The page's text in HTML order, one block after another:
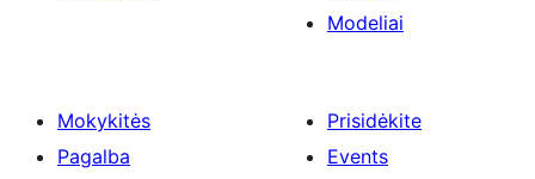
Modeliai
Mokykitės
Pagalba
Prisidėkite
Events